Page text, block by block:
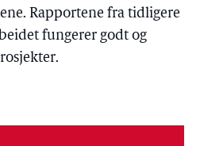
Rapportene fra tidligere
fungerer godt og